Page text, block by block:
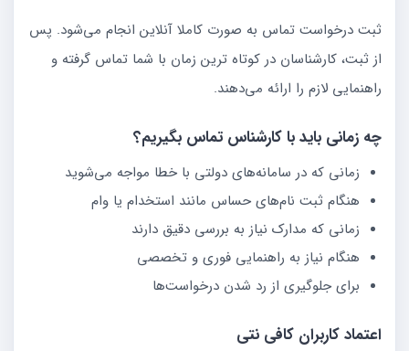
ثبت درخواست تماس به صورت کاملا آنلاین انجام می‌شود. پس
از ثبت، کارشناسان در کوتاه ترین زمان با شما تماس گرفته و
راهنمایی لازم را ارائه می‌دهند.
چه زمانی باید با کارشناس تماس بگیریم؟
زمانی که در سامانه‌های دولتی با خطا مواجه می‌شوید
هنگام ثبت نام‌های حساس مانند استخدام یا وام
زمانی که مدارک نیاز به بررسی دقیق دارند
هنگام نیاز به راهنمایی فوری و تخصصی
برای جلوگیری از رد شدن درخواست‌ها
اعتماد کاربران کافی نتی